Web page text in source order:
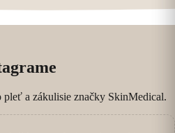
a zákulisie značky SkinMedical.